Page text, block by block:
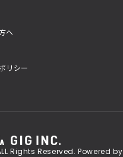
へ
リシー
Rights Reserved. Powered